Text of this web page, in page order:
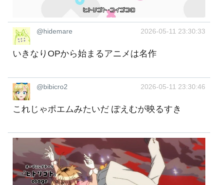
@hidemare 2026-05-11 23:30:33
いきなりOPから始まるアニメは名作
@bibicro2 2026-05-11 23:30:46
これじゃポエムみたいだ ぽえむが映るすき